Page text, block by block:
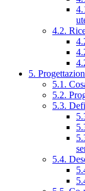
4.2.
5.
5.1.
5.2.
5.3.
5.4.